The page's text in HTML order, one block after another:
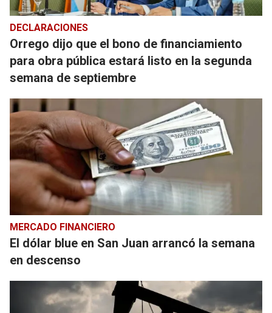
DECLARACIONES
Orrego dijo que el bono de financiamiento
para obra pública estará listo en la segunda
semana de septiembre
MERCADO FINANCIERO
El dólar blue en San Juan arrancó la semana
en descenso